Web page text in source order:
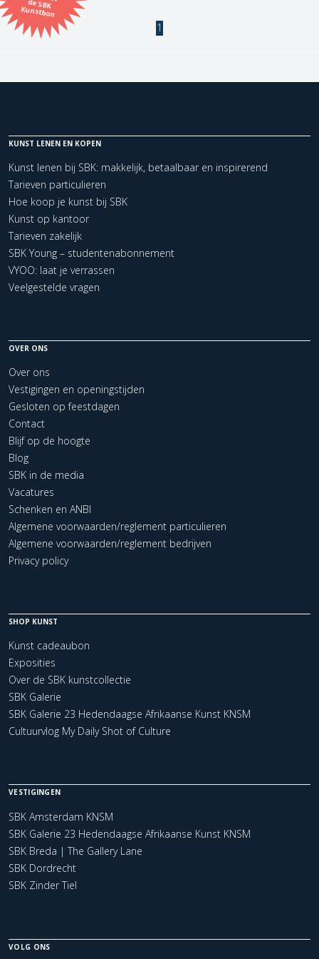
Kunstbon
Kunstenaar
Kerncollectie
1 items. Pagina: 1
1
KUNST LENEN EN KOPEN
Kunst lenen bij SBK: makkelijk, betaalbaar en inspirerend
Tarieven particulieren
Hoe koop je kunst bij SBK
Kunst op kantoor
Tarieven zakelijk
SBK Young – studentenabonnement
VYOO: laat je verrassen
Veelgestelde vragen
OVER ONS
Over ons
Vestigingen en openingstijden
Gesloten op feestdagen
Contact
Blijf op de hoogte
Blog
SBK in de media
Vacatures
Schenken en ANBI
Algemene voorwaarden/reglement particulieren
Algemene voorwaarden/reglement bedrijven
Privacy policy
SHOP KUNST
Kunst cadeaubon
Exposities
Over de SBK kunstcollectie
SBK Galerie
SBK Galerie 23 Hedendaagse Afrikaanse Kunst KNSM
Cultuurvlog My Daily Shot of Culture
VESTIGINGEN
SBK Amsterdam KNSM
SBK Galerie 23 Hedendaagse Afrikaanse Kunst KNSM
SBK Breda | The Gallery Lane
SBK Dordrecht
SBK Zinder Tiel
VOLG ONS